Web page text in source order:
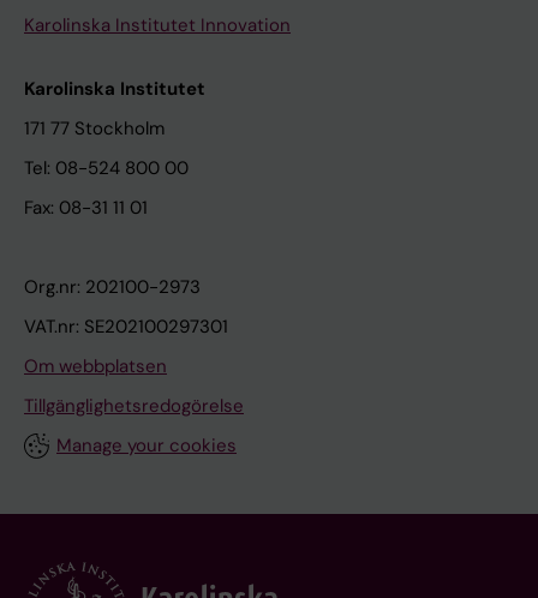
Karolinska Institutet Innovation
Karolinska Institutet
171 77 Stockholm
Tel: 08-524 800 00
Fax: 08-31 11 01
Org.nr: 202100-2973
VAT.nr: SE202100297301
Om webbplatsen
Tillgänglighetsredogörelse
Manage your cookies